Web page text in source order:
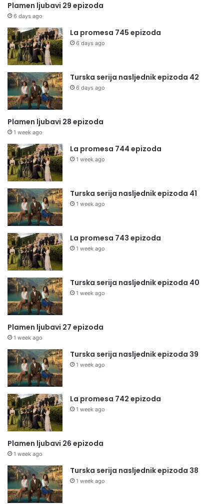
Plamen ljubavi 29 epizoda
6 days ago
La promesa 745 epizoda
6 days ago
Turska serija nasljednik epizoda 42
6 days ago
Plamen ljubavi 28 epizoda
1 week ago
La promesa 744 epizoda
1 week ago
Turska serija nasljednik epizoda 41
1 week ago
La promesa 743 epizoda
1 week ago
Turska serija nasljednik epizoda 40
1 week ago
Plamen ljubavi 27 epizoda
1 week ago
Turska serija nasljednik epizoda 39
1 week ago
La promesa 742 epizoda
1 week ago
Plamen ljubavi 26 epizoda
1 week ago
Turska serija nasljednik epizoda 38
1 week ago